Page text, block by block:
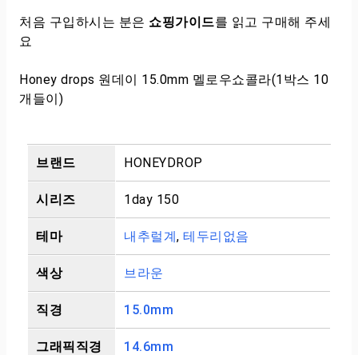
처음 구입하시는 분은 쇼핑가이드를 읽고 구매해 주세
요
Honey drops 원데이 15.0mm 멜로우쇼콜라(1박스 10
개들이)
브랜드 HONEYDROP
시리즈 1day 150
테마 내추럴계, 테두리없음
색상 브라운
직경 15.0mm
그래픽직경 14.6mm